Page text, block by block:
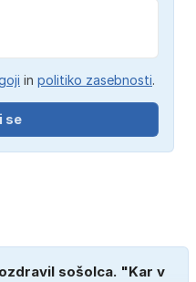
in politiko zasebnosti.
se
sošolca. "Kar v